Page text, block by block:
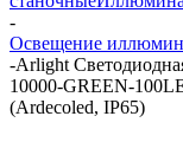
-
Освещение
-Arlight
10000-GREEN-
(Ardecoled, IP65)